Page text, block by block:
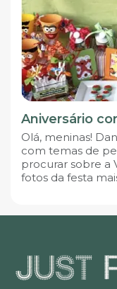
Aniversário
Olá, meninas!
com temas de
procurar sobre a
fotos da festa